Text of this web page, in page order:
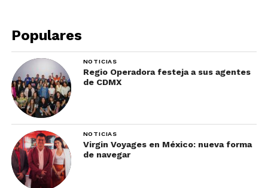
Para más información, haz clicaquí.
Populares
NOTICIAS
Regio Operadora festeja a sus agentes
de CDMX
NOTICIAS
Virgin Voyages en México: nueva forma
de navegar